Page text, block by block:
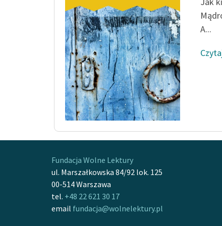
A...
Fundacja Wolne Lektury
ul. Marszałkowska 84/92 lok. 125
00-514 Warszawa
tel. +48 22 621 30 17
email fundacja@wolnelektury.pl